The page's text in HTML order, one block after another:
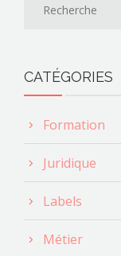
CATÉGORIES
Formation
Juridique
Labels
Métier